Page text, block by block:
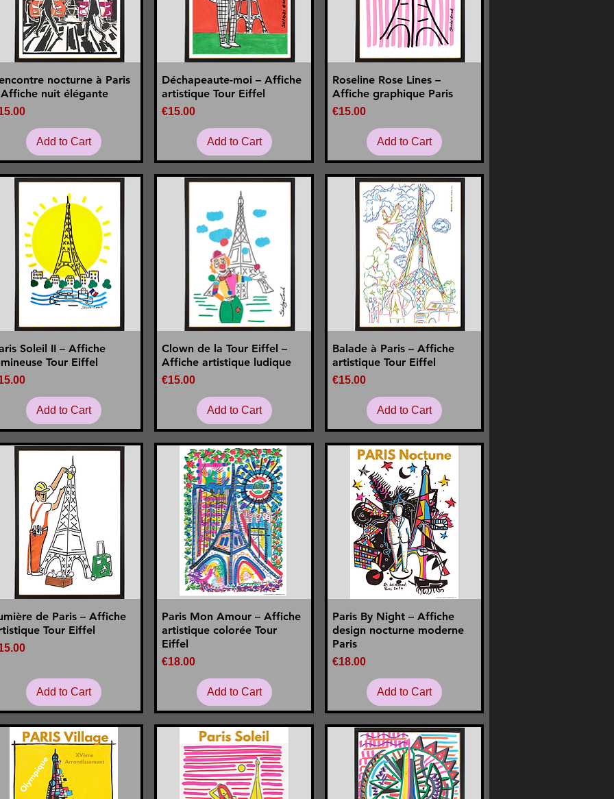
Quick View
nocturne à Paris
nuit élégante
Add to Cart
Quick View
Déchapeaute-moi – Affiche
artistique Tour Eiffel
Price
€15.00
Add to Cart
Quick View
Roseline Rose Lines –
Affiche graphique Paris
Price
€15.00
Add to Cart
Quick View
Soleil II – Affiche
Tour Eiffel
Add to Cart
Quick View
Clown de la Tour Eiffel –
Affiche artistique ludique
Price
€15.00
Add to Cart
Quick View
Balade à Paris – Affiche
artistique Tour Eiffel
Price
€15.00
Add to Cart
Quick View
de Paris – Affiche
Tour Eiffel
Add to Cart
Quick View
Paris Mon Amour – Affiche
artistique colorée Tour
Eiffel
Price
€18.00
Add to Cart
Quick View
Paris By Night – Affiche
design nocturne moderne
Paris
Price
€18.00
Add to Cart